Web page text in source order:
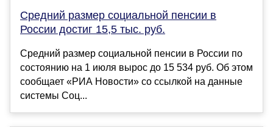
Средний размер социальной пенсии в
России достиг 15,5 тыс. руб.
Средний размер социальной пенсии в России по
состоянию на 1 июля вырос до 15 534 руб. Об этом
сообщает «РИА Новости» со ссылкой на данные
системы Соц...